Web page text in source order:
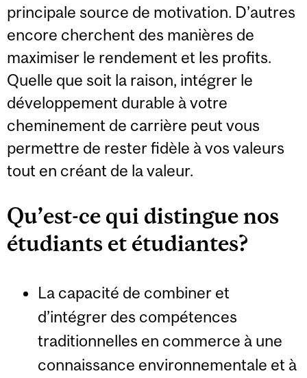
principale source de motivation. D’autres
encore cherchent des manières de
maximiser le rendement et les profits.
Quelle que soit la raison, intégrer le
développement durable à votre
cheminement de carrière peut vous
permettre de rester fidèle à vos valeurs
tout en créant de la valeur.
Qu’est-ce qui distingue nos
étudiants et étudiantes?
La capacité de combiner et
d’intégrer des compétences
traditionnelles en commerce à une
connaissance environnementale et à